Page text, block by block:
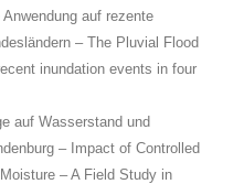
auf rezente
– The Pluvial Flood
inundation events in four
auf Wasserstand und
– Impact of Controlled
– A Field Study in